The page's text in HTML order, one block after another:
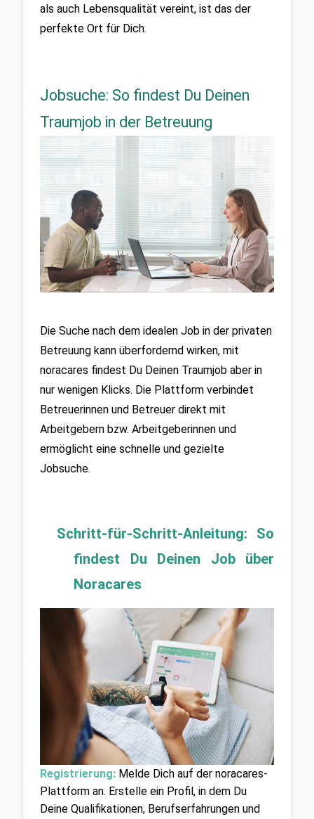
als auch Lebensqualität vereint, ist das der
perfekte Ort für Dich.
Jobsuche: So findest Du Deinen
Traumjob in der Betreuung
Die Suche nach dem idealen Job in der privaten
Betreuung kann überfordernd wirken, mit
noracares findest Du Deinen Traumjob aber in
nur wenigen Klicks. Die Plattform verbindet
Betreuerinnen und Betreuer direkt mit
Arbeitgebern bzw. Arbeitgeberinnen und
ermöglicht eine schnelle und gezielte
Jobsuche.
Schritt-für-Schritt-Anleitung: So
findest Du Deinen Job über
Noracares
Registrierung: Melde Dich auf der noracares-
Plattform an. Erstelle ein Profil, in dem Du
Deine Qualifikationen, Berufserfahrungen und